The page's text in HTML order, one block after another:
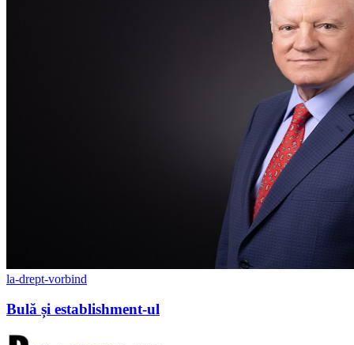
la-drept-vorbind
Bulă și establishment-ul